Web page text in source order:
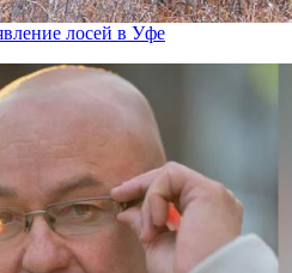
лосей в Уфе